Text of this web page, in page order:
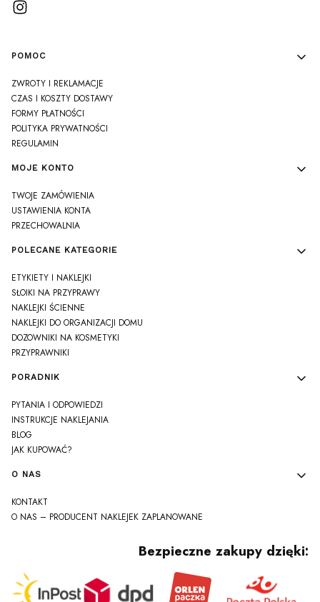
Linki w stopce
POMOC
ZWROTY I REKLAMACJE
CZAS I KOSZTY DOSTAWY
FORMY PŁATNOŚCI
POLITYKA PRYWATNOŚCI
REGULAMIN
MOJE KONTO
TWOJE ZAMÓWIENIA
USTAWIENIA KONTA
PRZECHOWALNIA
POLECANE KATEGORIE
ETYKIETY I NAKLEJKI
SŁOIKI NA PRZYPRAWY
NAKLEJKI ŚCIENNE
NAKLEJKI DO ORGANIZACJI DOMU
DOZOWNIKI NA KOSMETYKI
PRZYPRAWNIKI
PORADNIK
PYTANIA I ODPOWIEDZI
INSTRUKCJE NAKLEJANIA
BLOG
JAK KUPOWAĆ?
O NAS
KONTAKT
O NAS – PRODUCENT NAKLEJEK ZAPLANOWANE
Bezpieczne zakupy dzięki: